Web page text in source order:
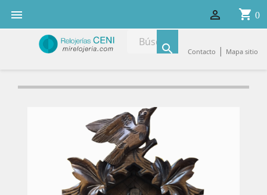
 shopping_cart 0

 Contacto | Mapa sitio